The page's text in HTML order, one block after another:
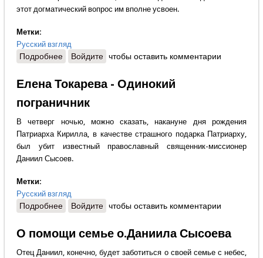
этот догматический вопрос им вполне усвоен.
Метки:
Русский взгляд
Подробнеео Архимандрит Тихон (Шевкунов) - О нашем
Войдите чтобы оставить комментарии
Елена Токарева - Одинокий
пограничник
В четверг ночью, можно сказать, накануне дня рождения
Патриарха Кирилла, в качестве страшного подарка Патриарху,
был убит известный православный священник-миссионер
Даниил Сысоев.
Метки:
Русский взгляд
Подробнеео Елена Токарева - Одинокий пограничник
Войдите чтобы оставить комментарии
О помощи семье о.Даниила Сысоева
Отец Даниил, конечно, будет заботиться о своей семье с небес,